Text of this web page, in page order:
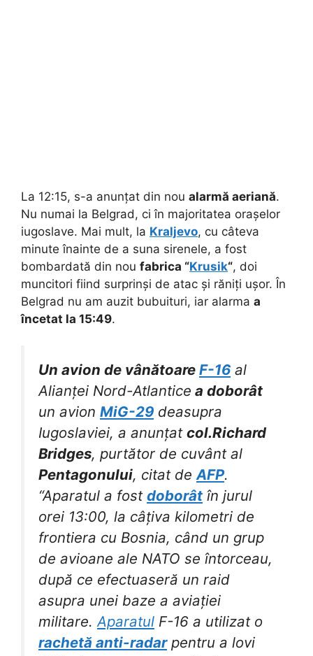
La 12:15, s-a anunțat din nou alarmă aeriană.
Nu numai la Belgrad, ci în majoritatea orașelor
iugoslave. Mai mult, la Kraljevo, cu câteva
minute înainte de a suna sirenele, a fost
bombardată din nou fabrica “Krusik“, doi
muncitori fiind surprinși de atac și răniți ușor. În
Belgrad nu am auzit bubuituri, iar alarma a
încetat la 15:49.
Un avion de vânătoare F-16 al
Alianței Nord-Atlantice a doborât
un avion MiG-29 deasupra
Iugoslaviei, a anunțat col.Richard
Bridges, purtător de cuvânt al
Pentagonului, citat deAFP.
“Aparatul a fost doborât în jurul
orei 13:00, la câțiva kilometri de
frontiera cu Bosnia, când un grup
de avioane ale NATO se întorceau,
după ce efectuaseră un raid
asupra unei baze a aviației
militare.Aparatul F-16 a utilizat o
rachetă anti-radarpentru a lovi